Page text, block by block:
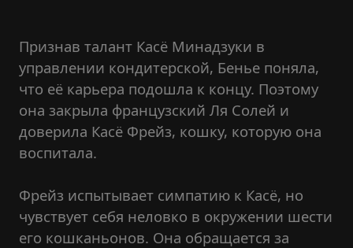
Признав талант Касё Минадзуки в
управлении кондитерской, Бенье поняла,
что её карьера подошла к концу. Поэтому
она закрыла французский Ля Солей и
доверила Касё Фрейз, кошку, которую она
воспитала.
Фрейз испытывает симпатию к Касё, но
чувствует себя неловко в окружении шести
его кошканьонов. Она обращается за